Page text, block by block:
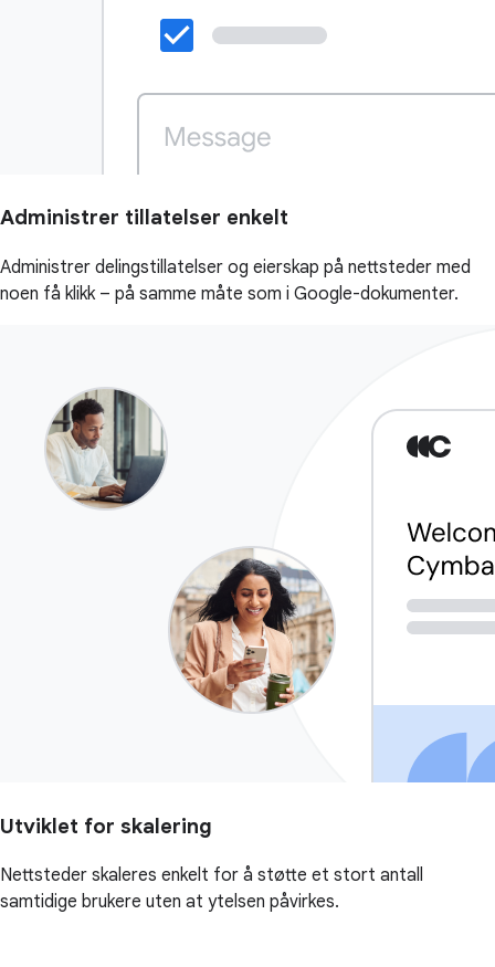
Administrer tillatelser enkelt
Administrer delingstillatelser og eierskap på nettsteder med
noen få klikk – på samme måte som i Google-dokumenter.
Utviklet for skalering
Nettsteder skaleres enkelt for å støtte et stort antall
samtidige brukere uten at ytelsen påvirkes.